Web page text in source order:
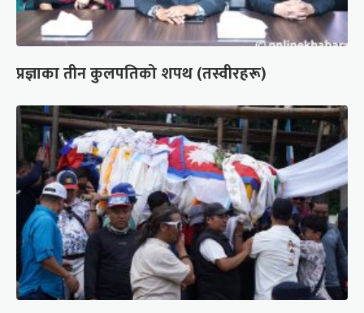
प्रज्ञाका तीन कुलपतिको शपथ (तस्वीरहरू)